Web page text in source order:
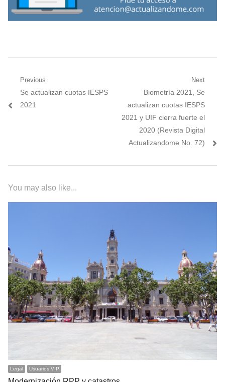
Navegación
de
Previous
Previous
post:
Se actualizan cuotas IESPS
2021
Next
Next
post:
Biometría 2021, Se
actualizan cuotas IESPS
2021 y UIF cierra fuerte el
2020 (Revista Digital
Actualizandome No. 72)
You may also like...
Legal Usuarios VIP